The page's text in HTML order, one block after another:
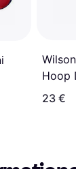
Hoop
23 €